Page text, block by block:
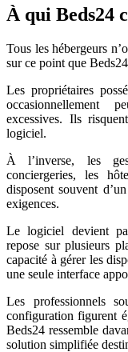
À qui Beds24
Tous les hébergeurs
sur ce point que
Les propriétaires
occasionnellement
excessives. Ils
logiciel.
À l’inverse, les
conciergeries, les
disposent souvent
exigences.
Le logiciel devient
repose sur plusieurs
capacité à gérer les
une seule interface
Les professionnels
configuration figurent
Beds24 ressemble
solution simplifiée